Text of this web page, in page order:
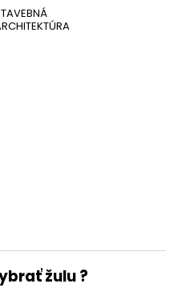
žulu ?